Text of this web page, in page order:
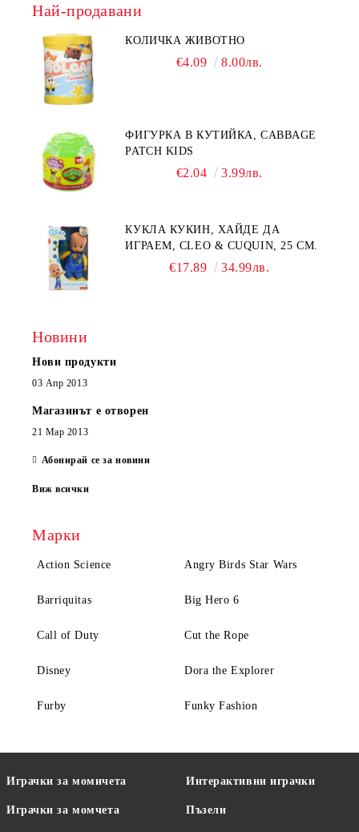
Най-продавани
КОЛИЧКА ЖИВОТНО
€4.09 8.00лв.
ФИГУРКА В КУТИЙКА, CABBAGE
PATCH KIDS
€2.04 3.99лв.
КУКЛА КУКИН, ХАЙДЕ ДА
ИГРАЕМ, CLEO & CUQUIN, 25 СМ.
€17.89 34.99лв.
Новини
Нови продукти
03 Апр 2013
Магазинът е отворен
21 Мар 2013
Абонирай се за новини
Виж всички
Марки
Action Science Angry Birds Star Wars
Barriquitas Big Hero 6
Call of Duty Cut the Rope
Disney Dora the Explorer
Furby Funky Fashion
Играчки за момичета
Играчки за момчета
Интерактивни играчки
Пъзели